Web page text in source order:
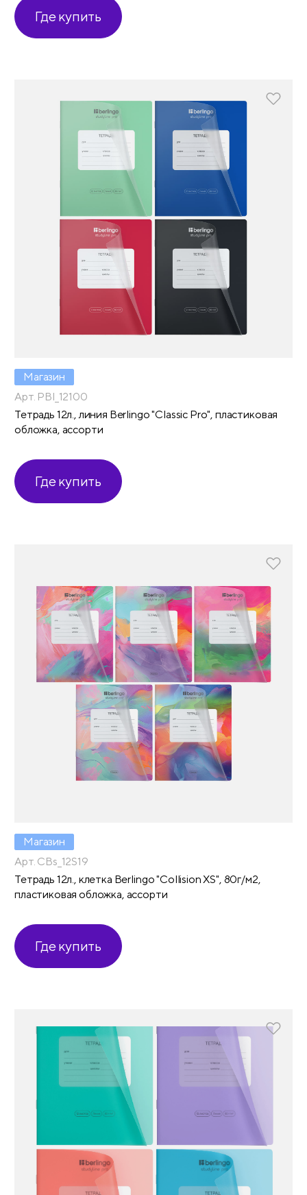
Где купить
Магазин
Арт. PBl_12100
Тетрадь 12л., линия Berlingo "Classic Pro", пластиковая
обложка, ассорти
Где купить
Магазин
Арт. CBs_12S19
Тетрадь 12л., клетка Berlingo "Collision XS", 80г/м2,
пластиковая обложка, ассорти
Где купить